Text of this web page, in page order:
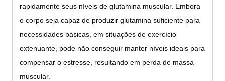
rapidamente seus níveis de glutamina muscular. Embora
o corpo seja capaz de produzir glutamina suficiente para
necessidades básicas, em situações de exercício
extenuante, pode não conseguir manter níveis ideais para
compensar o estresse, resultando em perda de massa
muscular.